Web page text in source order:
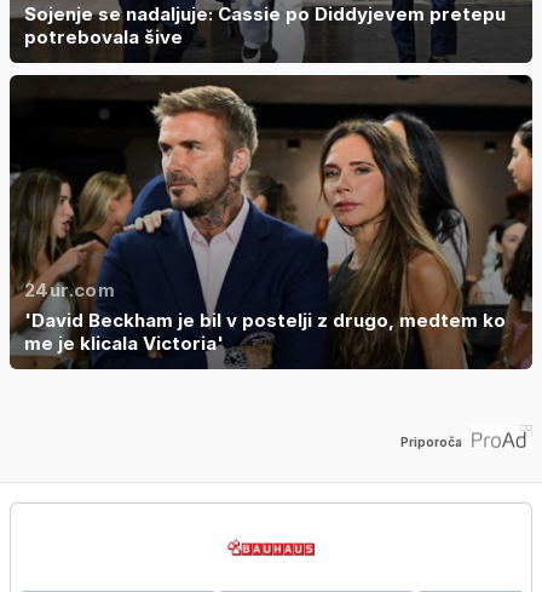
Sojenje se nadaljuje: Cassie po Diddyjevem pretepu
potrebovala šive
24ur.com
'David Beckham je bil v postelji z drugo, medtem ko
me je klicala Victoria'
Priporoča